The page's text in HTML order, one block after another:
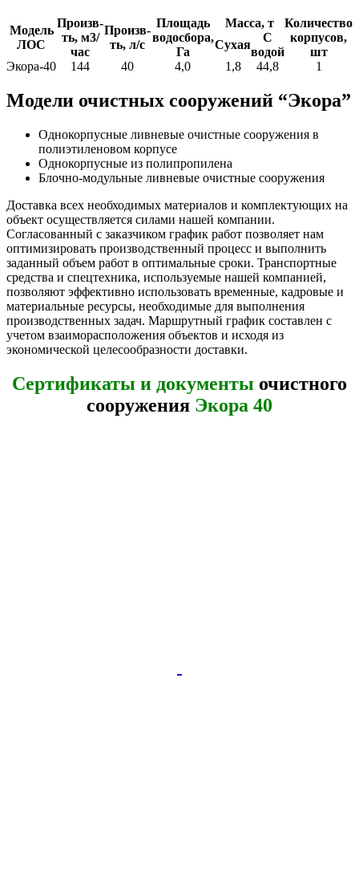
Модель
ЛОС
Произв-
ть, м3/
час
Произв-
ть, л/с
Площадь
водосбора,
Га
Масса, т
Количество
корпусов,
шт
Сухая
С
водой
Экора-40
144 40 4,0 1,8 44,8 1
Модели очистных сооружений “Экора”
Однокорпусные ливневые очистные сооружения в
полиэтиленовом корпусе
Однокорпусные из полипропилена
Блочно-модульные ливневые очистные сооружения
Доставка всех необходимых материалов и комплектующих на
объект осуществляется силами нашей компании.
Согласованный с заказчиком график работ позволяет нам
оптимизировать производственный процесс и выполнить
заданный объем работ в оптимальные сроки. Транспортные
средства и спецтехника, используемые нашей компанией,
позволяют эффективно использовать временные, кадровые и
материальные ресурсы, необходимые для выполнения
производственных задач. Маршрутный график составлен с
учетом взаиморасположения объектов и исходя из
экономической целесообразности доставки.
Сертификаты и документы очистного
сооружения Экора 40